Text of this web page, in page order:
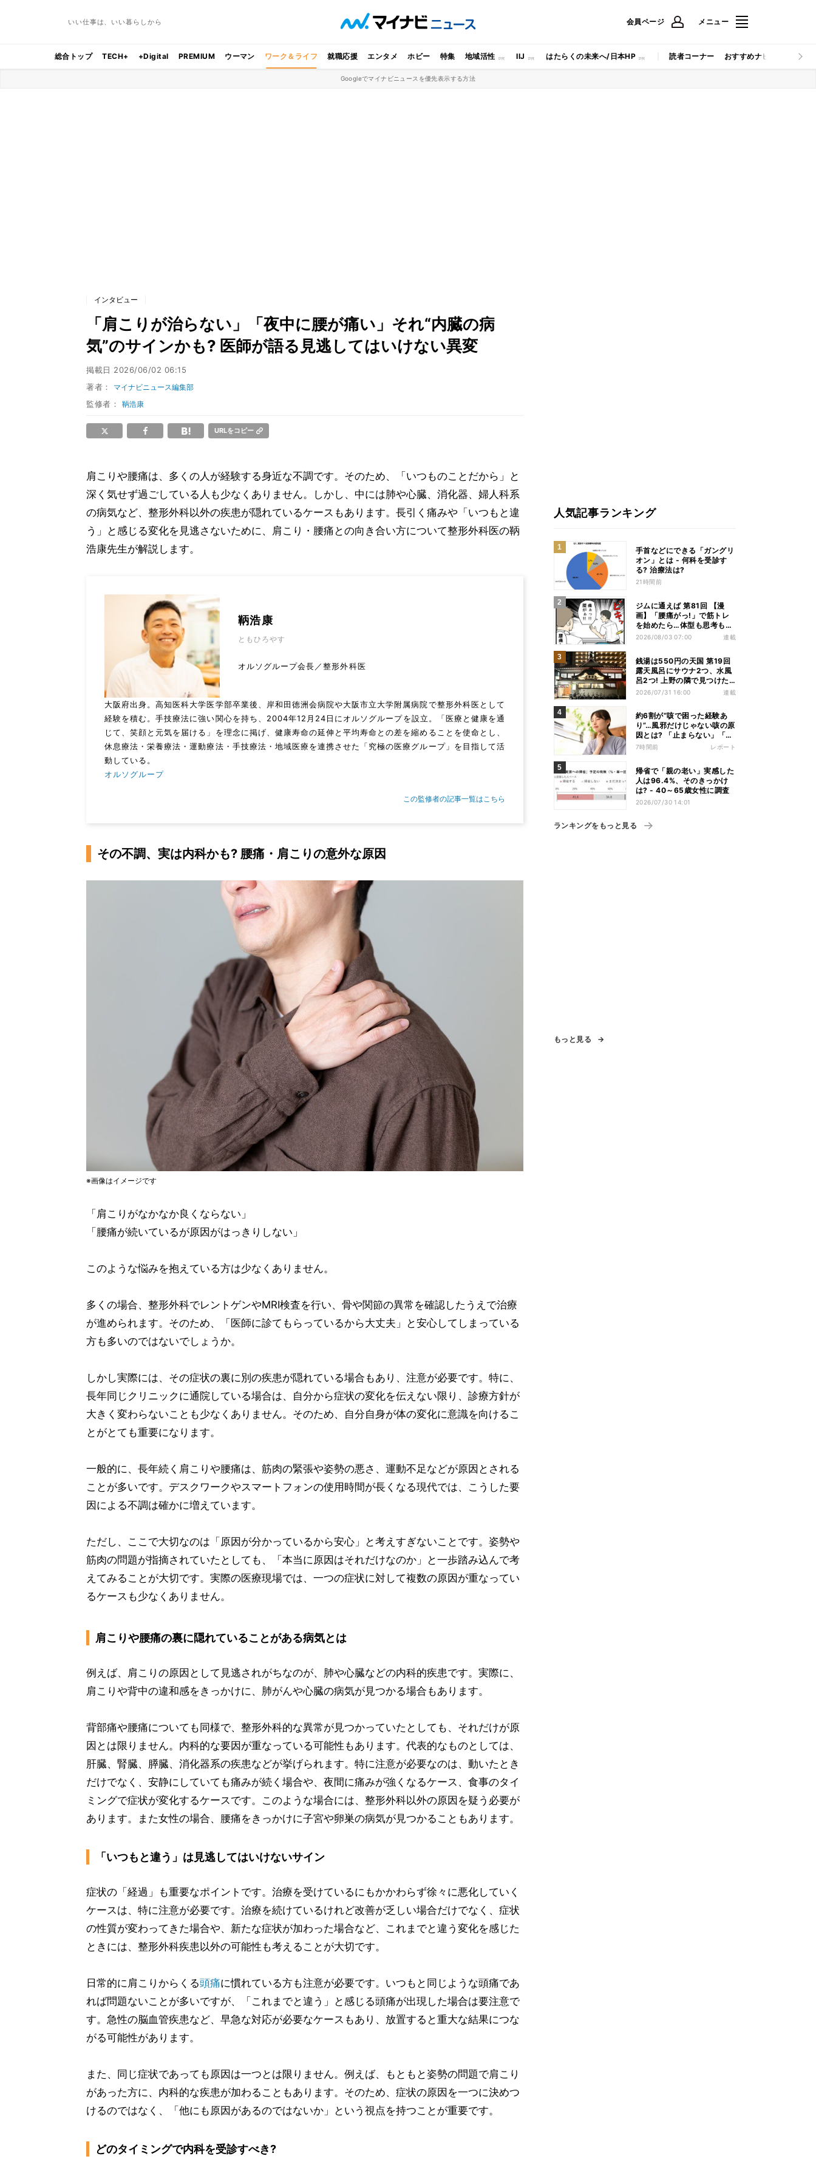
いい仕事は、いい暮らしから 会員ページ メニュー
総合トップ TECH+ +Digital PREMIUM ウーマン ワーク＆ライフ 就職応援 エンタメ ホビー 特集 地域活性 IIJ はたらくの未来へ/日本HP 読者コーナー おすすめナビ マイナビ
Googleでマイナビニュースを優先表示する方法
インタビュー
「肩こりが治らない」「夜中に腰が痛い」それ“内臓の病
気”のサインかも? 医師が語る見逃してはいけない異変
掲載日 2026/06/02 06:15
著者： マイナビニュース編集部
監修者： 鞆浩康
URLをコピー
肩こりや腰痛は、多くの人が経験する身近な不調です。そのため、「いつものことだから」と
深く気せず過ごしている人も少なくありません。しかし、中には肺や心臓、消化器、婦人科系
の病気など、整形外科以外の疾患が隠れているケースもあります。長引く痛みや「いつもと違
う」と感じる変化を見逃さないために、肩こり・腰痛との向き合い方について整形外科医の鞆
浩康先生が解説します。
鞆浩康
ともひろやす
オルソグループ会長／整形外科医
大阪府出身。高知医科大学医学部卒業後、岸和田徳洲会病院や大阪市立大学附属病院で整形外科医として
経験を積む。手技療法に強い関心を持ち、2004年12月24日にオルソグループを設立。「医療と健康を通
じて、笑顔と元気を届ける」を理念に掲げ、健康寿命の延伸と平均寿命との差を縮めることを使命とし、
休息療法・栄養療法・運動療法・手技療法・地域医療を連携させた「究極の医療グループ」を目指して活
動している。
オルソグループ
この監修者の記事一覧はこちら
その不調、実は内科かも? 腰痛・肩こりの意外な原因
※画像はイメージです
「肩こりがなかなか良くならない」
「腰痛が続いているが原因がはっきりしない」
このような悩みを抱えている方は少なくありません。
多くの場合、整形外科でレントゲンやMRI検査を行い、骨や関節の異常を確認したうえで治療
が進められます。そのため、「医師に診てもらっているから大丈夫」と安心してしまっている
方も多いのではないでしょうか。
しかし実際には、その症状の裏に別の疾患が隠れている場合もあり、注意が必要です。特に、
長年同じクリニックに通院している場合は、自分から症状の変化を伝えない限り、診療方針が
大きく変わらないことも少なくありません。そのため、自分自身が体の変化に意識を向けるこ
とがとても重要になります。
一般的に、長年続く肩こりや腰痛は、筋肉の緊張や姿勢の悪さ、運動不足などが原因とされる
ことが多いです。デスクワークやスマートフォンの使用時間が長くなる現代では、こうした要
因による不調は確かに増えています。
ただし、ここで大切なのは「原因が分かっているから安心」と考えすぎないことです。姿勢や
筋肉の問題が指摘されていたとしても、「本当に原因はそれだけなのか」と一歩踏み込んで考
えてみることが大切です。実際の医療現場では、一つの症状に対して複数の原因が重なってい
るケースも少なくありません。
肩こりや腰痛の裏に隠れていることがある病気とは
例えば、肩こりの原因として見逃されがちなのが、肺や心臓などの内科的疾患です。実際に、
肩こりや背中の違和感をきっかけに、肺がんや心臓の病気が見つかる場合もあります。
背部痛や腰痛についても同様で、整形外科的な異常が見つかっていたとしても、それだけが原
因とは限りません。内科的な要因が重なっている可能性もあります。代表的なものとしては、
肝臓、腎臓、膵臓、消化器系の疾患などが挙げられます。特に注意が必要なのは、動いたとき
だけでなく、安静にしていても痛みが続く場合や、夜間に痛みが強くなるケース、食事のタイ
ミングで症状が変化するケースです。このような場合には、整形外科以外の原因を疑う必要が
あります。また女性の場合、腰痛をきっかけに子宮や卵巣の病気が見つかることもあります。
「いつもと違う」は見逃してはいけないサイン
症状の「経過」も重要なポイントです。治療を受けているにもかかわらず徐々に悪化していく
ケースは、特に注意が必要です。治療を続けているけれど改善が乏しい場合だけでなく、症状
の性質が変わってきた場合や、新たな症状が加わった場合など、これまでと違う変化を感じた
ときには、整形外科疾患以外の可能性も考えることが大切です。
日常的に肩こりからくる頭痛に慣れている方も注意が必要です。いつもと同じような頭痛であ
れば問題ないことが多いですが、「これまでと違う」と感じる頭痛が出現した場合は要注意で
す。急性の脳血管疾患など、早急な対応が必要なケースもあり、放置すると重大な結果につな
がる可能性があります。
また、同じ症状であっても原因は一つとは限りません。例えば、もともと姿勢の問題で肩こり
があった方に、内科的な疾患が加わることもあります。そのため、症状の原因を一つに決めつ
けるのではなく、「他にも原因があるのではないか」という視点を持つことが重要です。
どのタイミングで内科を受診すべき?
人気記事ランキング
手首などにできる「ガングリ
オン」とは - 何科を受診す
る? 治療法は?
21時間前
ジムに通えば 第81回 【漫
画】「腰痛がっ!」で筋トレ
を始めたら…体型も思考も別
人になっていた
2026/08/03 07:00 連載
銭湯は550円の天国 第19回
露天風呂にサウナ2つ、水風
呂2つ! 上野の隣で見つけた
東京屈指の人気銭湯
2026/07/31 16:00 連載
約6割が“咳で困った経験あ
り”…風邪だけじゃない咳の原
因とは? 「止まらない」「眠
れない」悩みを医師が解説
7時間前 レポート
帰省で「親の老い」実感した
人は96.4%、そのきっかけ
は? - 40～65歳女性に調査
2026/07/30 14:01
ランキングをもっと見る
もっと見る